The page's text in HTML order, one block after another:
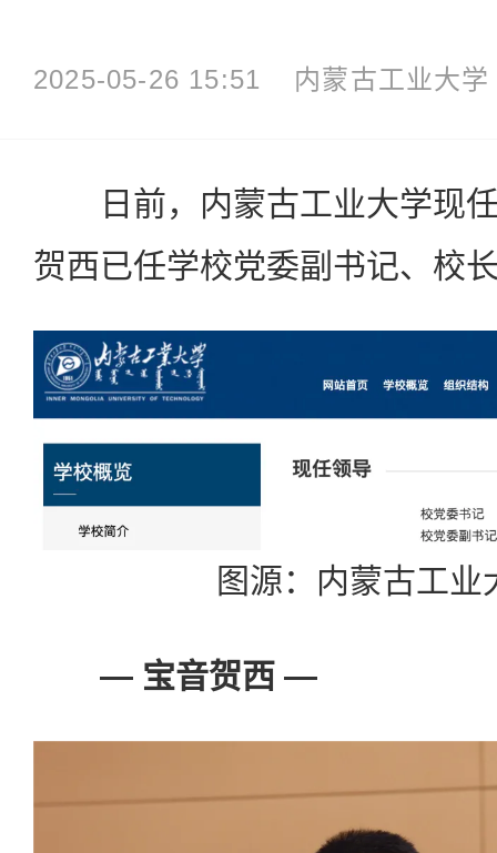
2025-05-26 15:51 内蒙古工业大学
日前，内蒙古工业大学现任
贺西已任学校党委副书记、校
图源：内蒙古工业
— 宝音贺西 —